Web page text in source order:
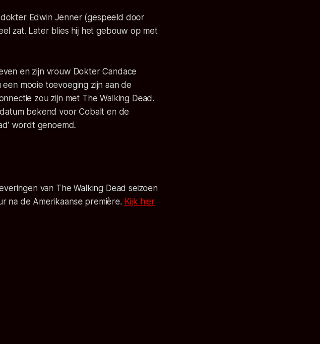
Edwin Jenner (gespeeld door
zat. Later blies hij het gebouw op met
en zijn vrouw Dokter Candace
mooie toevoeging zijn aan de
zou zijn met The Walking Dead.
bekend voor Cobalt en de
wordt genoemd.
van The Walking Dead seizoen
na de Amerikaanse première. Kijk hier